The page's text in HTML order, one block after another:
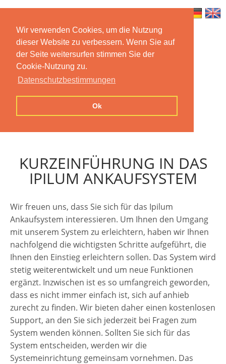
Wir verwenden Cookies, um die Nutzung
dieser Website zu verbessern. Wenn Sie auf
der Seite weitersurfen stimmen Sie der
Cookie-Nutzung zu.
Datenschutzbestimmungen
Ok
Home Features Mobile App
Preise
Contact us Imprint Privacy
KURZEINFÜHRUNG IN DAS
IPILUM ANKAUFSYSTEM
Wir freuen uns, dass Sie sich für das Ipilum
Ankaufsystem interessieren. Um Ihnen den Umgang
mit unserem System zu erleichtern, haben wir Ihnen
nachfolgend die wichtigsten Schritte aufgeführt, die
Ihnen den Einstieg erleichtern sollen. Das System wird
stetig weiterentwickelt und um neue Funktionen
ergänzt. Inzwischen ist es so umfangreich geworden,
dass es nicht immer einfach ist, sich auf anhieb
zurecht zu finden. Wir bieten daher einen kostenlosen
Support, an den Sie sich jederzeit bei Fragen zum
System wenden können. Sollten Sie sich für das
System entscheiden, werden wir die
Systemeinrichtung gemeinsam vornehmen. Das